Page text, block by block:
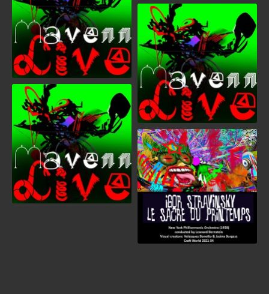
Mavenn Live concert
Igor Stravinsky le Sacre du
Printemps